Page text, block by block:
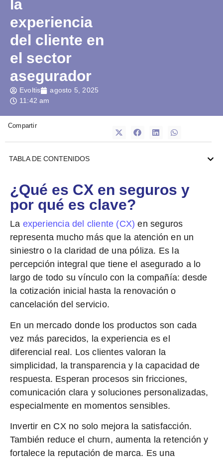
la
experiencia
del cliente en
el sector
asegurador
Evoltis
agosto 5, 2025
11:42 am
Compartir
TABLA DE CONTENIDOS
¿Qué es CX en seguros y
por qué es clave?
La experiencia del cliente (CX) en seguros
representa mucho más que la atención en un
siniestro o la claridad de una póliza. Es la
percepción integral que tiene el asegurado a lo
largo de todo su vínculo con la compañía: desde
la cotización inicial hasta la renovación o
cancelación del servicio.
En un mercado donde los productos son cada
vez más parecidos, la experiencia es el
diferencial real. Los clientes valoran la
simplicidad, la transparencia y la capacidad de
respuesta. Esperan procesos sin fricciones,
comunicación clara y soluciones personalizadas,
especialmente en momentos sensibles.
Invertir en CX no solo mejora la satisfacción.
También reduce el churn, aumenta la retención y
fortalece la reputación de marca. Es una